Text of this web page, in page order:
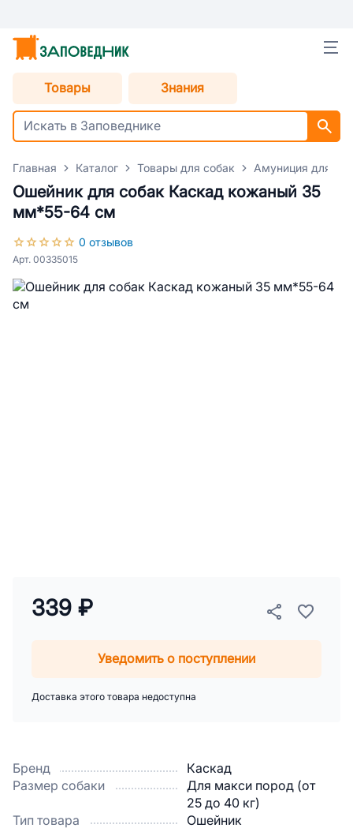
Товары Знания
Главная Каталог Товары для собак Амуниция для
Ошейник для собак Каскад кожаный 35
мм*55-64 см
0 отзывов
Арт. 00335015
Бренд
Каскад
Размер собаки
Для макси пород (от
25 до 40 кг)
Тип товара
Ошейник
339 ₽
Уведомить о поступлении
Доставка этого товара недоступна